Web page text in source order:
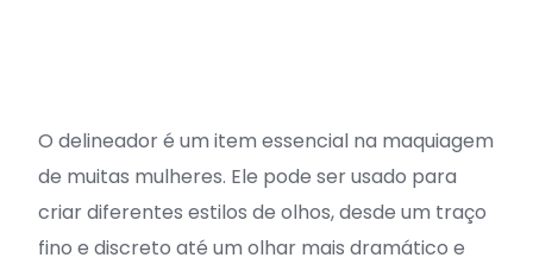
O delineador é um item essencial na maquiagem
de muitas mulheres. Ele pode ser usado para
criar diferentes estilos de olhos, desde um traço
fino e discreto até um olhar mais dramático e